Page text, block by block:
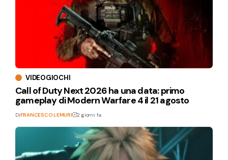
VIDEOGIOCHI
Call of Duty Next 2026 ha una data: primo
gameplay di Modern Warfare 4 il 21 agosto
DiFRANCESCO LEMURI 2 giorni fa